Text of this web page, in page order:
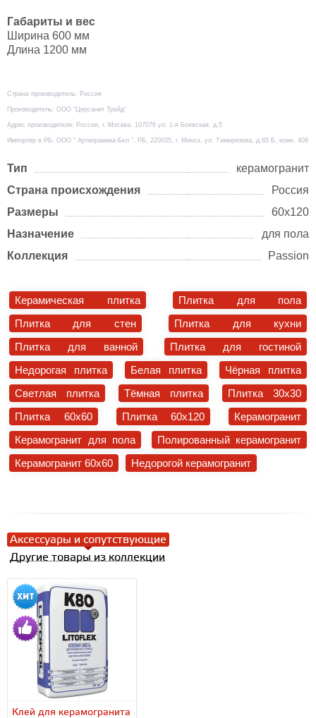
Габариты и вес
Ширина 600 мм
Длина 1200 мм
Страна производитель: Россия
Производитель: ООО "Церсанит Трейд"
Адрес производителя: Россия, г. Москва, 107076 ул. 1-я Боевская, д.5
Импортер в РБ: ООО " Арткерамика-Бел ", РБ, 220035, г. Минск, ул. Тимирязева, д.65 Б, комн. 409
Тип
керамогранит
Страна происхождения
Россия
Размеры
60х120
Назначение
для пола
Коллекция
Passion
Керамическая плитка
Плитка для пола
Плитка для стен
Плитка для кухни
Плитка для ванной
Плитка для гостиной
Недорогая плитка
Белая плитка
Чёрная плитка
Светлая плитка
Тёмная плитка
Плитка 30x30
Плитка 60x60
Плитка 60x120
Керамогранит
Керамогранит для пола
Полированный керамогранит
Керамогранит 60x60
Недорогой керамогранит
Аксессуары и сопутствующие
Другие товары из коллекции
Клей для керамогранита